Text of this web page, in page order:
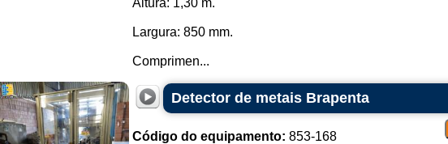
diferentes tipos de metais,
cada aplicação.
Confira opções de detectores de
Altura: 1,30 m.
Largura: 850 mm.
Comprimen...
Detector de metais Brapenta
Código do equipamento: 853-168